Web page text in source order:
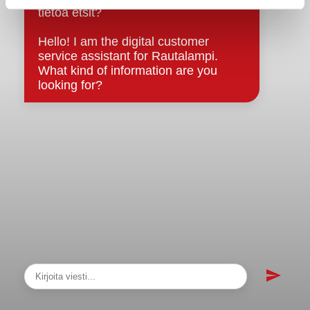
Asiakirjajulkisuuskuvaus
Evästeet
Saavutettavuusseloste
Tietosuoja
Tietosuojaselosteet